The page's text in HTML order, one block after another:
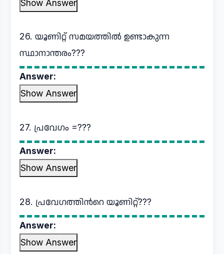
Show Answer
26. യൂണിറ്റ് സമയത്തിൽ ഉണ്ടാകുന്ന
സ്ഥാനാന്തരം???
Answer:
Show Answer
27. പ്രവേഗം =???
Answer:
Show Answer
28. പ്രവേഗത്തിൻറെ യൂണിറ്റ്???
Answer:
Show Answer